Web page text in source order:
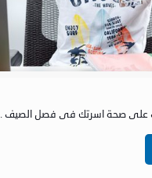
على صحة اسرتك فى فصل الصيف .